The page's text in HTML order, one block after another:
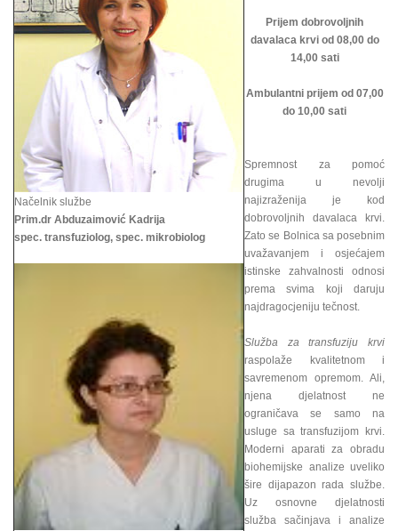
Načelnik službe
Prim.dr Abduzaimović Kadrija
spec. transfuziolog, spec. mikrobiolog
Prijem dobrovoljnih
davalaca krvi od 08,00 do
14,00 sati
Ambulantni prijem od 07,00
do 10,00 sati
Spremnost za pomoć
drugima u nevolji
najizraženija je kod
dobrovoljnih davalaca krvi.
Zato se Bolnica sa posebnim
uvažavanjem i osjećajem
istinske zahvalnosti odnosi
prema svima koji daruju
najdragocjeniju tečnost.
Služba za transfuziju krvi
raspolaže kvalitetnom i
savremenom opremom. Ali,
njena djelatnost ne
ograničava se samo na
usluge sa transfuzijom krvi.
Moderni aparati za obradu
biohemijske analize uveliko
šire dijapazon rada službe.
Uz osnovne djelatnosti
služba sačinjava i analize